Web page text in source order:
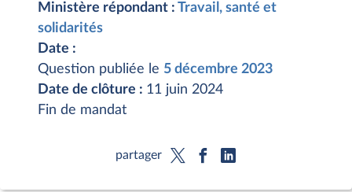
Ministère répondant : Travail, santé et
solidarités
Date :
Question publiée le 5 décembre 2023
Date de clôture : 11 juin 2024
Fin de mandat
partager